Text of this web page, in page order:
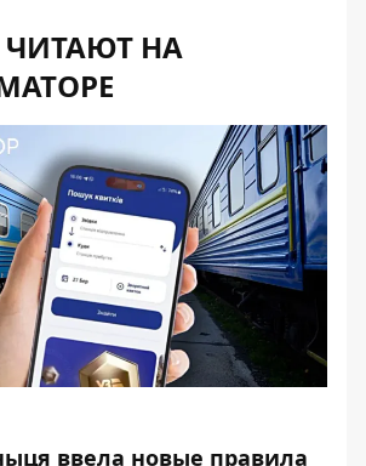
ЧИТАЮТ НА
ввела новые правила